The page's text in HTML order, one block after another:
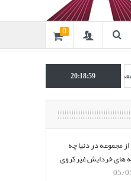
0
معدنی و صنعتی گل‌گهر” در نشریه
20:19:00
مجموعه در دنیا چه
های خردایش غیرکروی
05/